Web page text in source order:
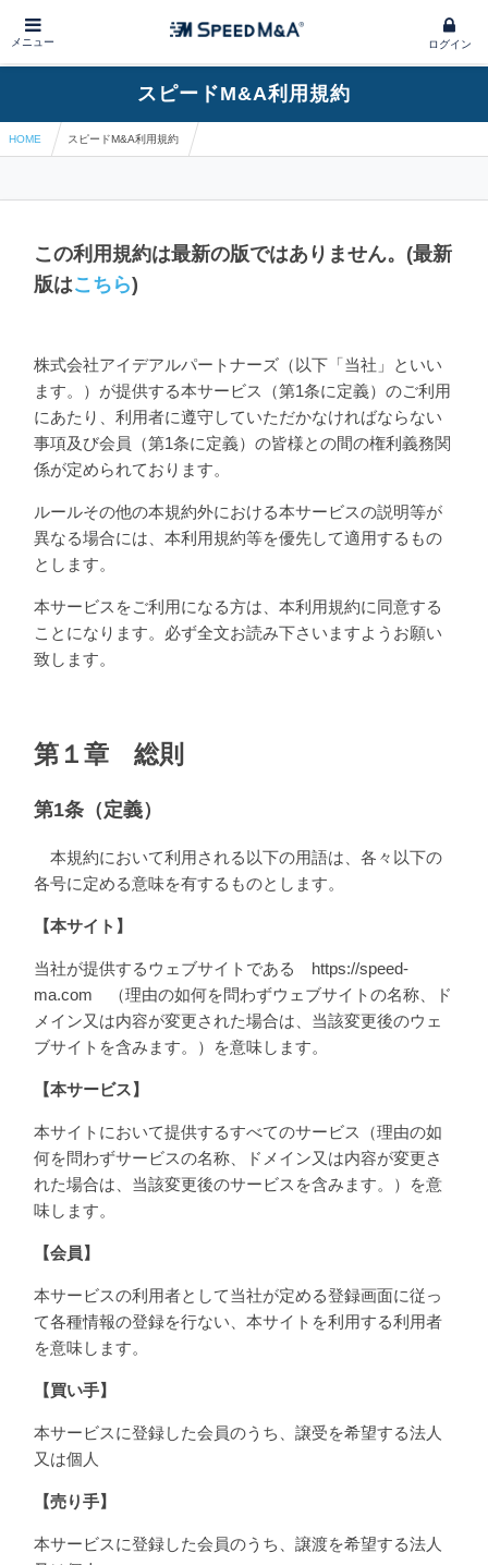
メニュー ログイン
スピードM&A利用規約
HOME スピードM&A利用規約
この利用規約は最新の版ではありません。(最新
版はこちら)
株式会社アイデアルパートナーズ（以下「当社」といい
ます。）が提供する本サービス（第1条に定義）のご利用
にあたり、利用者に遵守していただかなければならない
事項及び会員（第1条に定義）の皆様との間の権利義務関
係が定められております。
ルールその他の本規約外における本サービスの説明等が
異なる場合には、本利用規約等を優先して適用するもの
とします。
本サービスをご利用になる方は、本利用規約に同意する
ことになります。必ず全文お読み下さいますようお願い
致します。
第１章 総則
第1条（定義）
本規約において利用される以下の用語は、各々以下の
各号に定める意味を有するものとします。
【本サイト】
当社が提供するウェブサイトである https://speed-
ma.com （理由の如何を問わずウェブサイトの名称、ド
メイン又は内容が変更された場合は、当該変更後のウェ
ブサイトを含みます。）を意味します。
【本サービス】
本サイトにおいて提供するすべてのサービス（理由の如
何を問わずサービスの名称、ドメイン又は内容が変更さ
れた場合は、当該変更後のサービスを含みます。）を意
味します。
【会員】
本サービスの利用者として当社が定める登録画面に従っ
て各種情報の登録を行ない、本サイトを利用する利用者
を意味します。
【買い手】
本サービスに登録した会員のうち、譲受を希望する法人
又は個人
【売り手】
本サービスに登録した会員のうち、譲渡を希望する法人